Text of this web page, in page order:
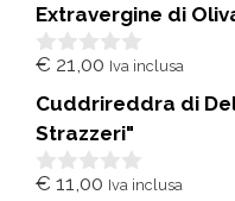
Extravergine di
0
u
5
€ 21,00 Iva inclusa
Cuddrireddra di
Strazzeri"
0
€ 11,00 Iva inclusa